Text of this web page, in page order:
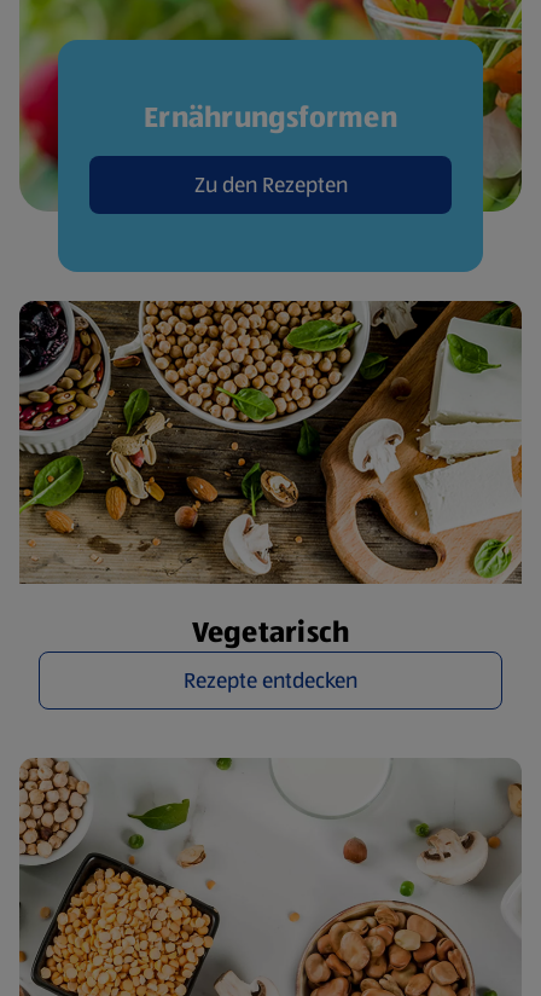
Ernährungsformen
Zu den Rezepten
Vegetarisch
Rezepte entdecken